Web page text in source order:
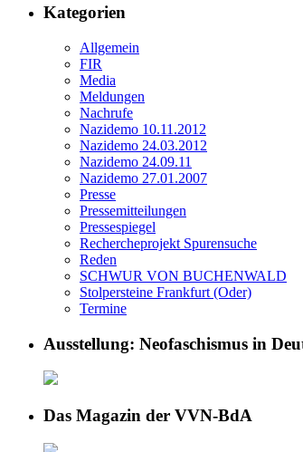
Kategorien
Allgemein
FIR
Media
Meldungen
Nachrufe
Nazidemo 10.11.2012
Nazidemo 24.03.2012
Nazidemo 24.09.11
Nazidemo 27.01.2007
Presse
Pressemitteilungen
Pressespiegel
Rechercheprojekt Spurensuche
Reden
SCHWUR VON BUCHENWALD
Stolpersteine Frankfurt (Oder)
Termine
Ausstellung: Neofaschismus in
Das Magazin der VVN-BdA